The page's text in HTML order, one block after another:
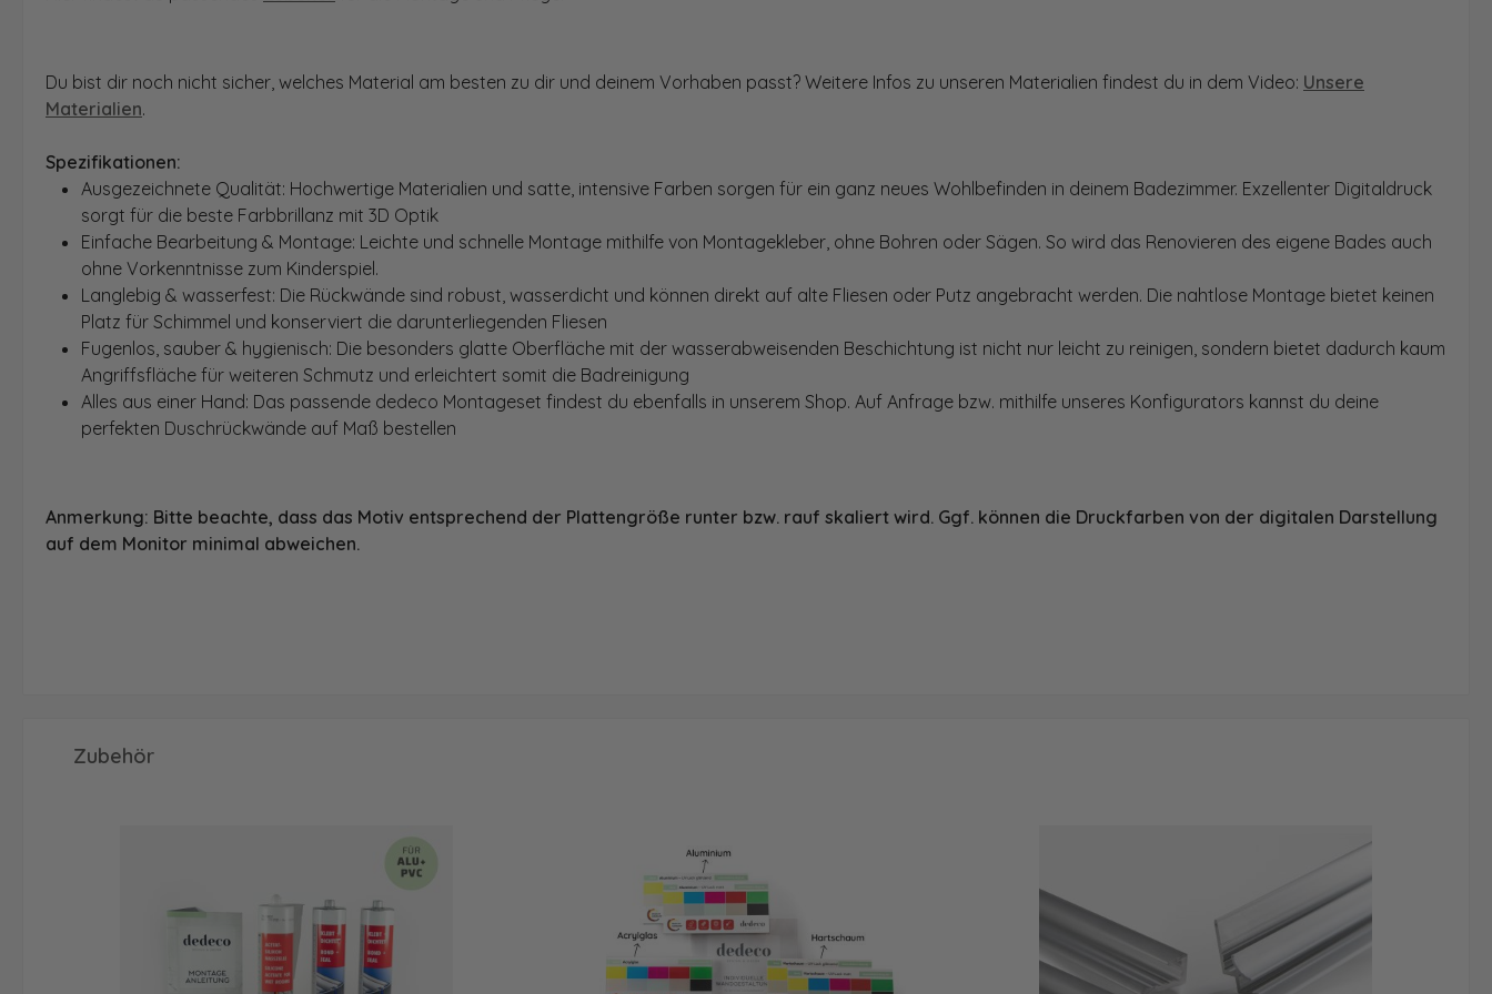
Du bist dir noch nicht sicher, welches Material am besten zu dir und deinem Vorhaben passt? Weitere Infos zu unseren Materialien findest du in dem Video: Unsere
Materialien.
Spezifikationen:
Ausgezeichnete Qualität: Hochwertige Materialien und satte, intensive Farben sorgen für ein ganz neues Wohlbefinden in deinem Badezimmer. Exzellenter Digitaldruck
sorgt für die beste Farbbrillanz mit 3D Optik
Einfache Bearbeitung & Montage: Leichte und schnelle Montage mithilfe von Montagekleber, ohne Bohren oder Sägen. So wird das Renovieren des eigene Bades auch
ohne Vorkenntnisse zum Kinderspiel.
Langlebig & wasserfest: Die Rückwände sind robust, wasserdicht und können direkt auf alte Fliesen oder Putz angebracht werden. Die nahtlose Montage bietet keinen
Platz für Schimmel und konserviert die darunterliegenden Fliesen
Fugenlos, sauber & hygienisch: Die besonders glatte Oberfläche mit der wasserabweisenden Beschichtung ist nicht nur leicht zu reinigen, sondern bietet dadurch kaum
Angriffsfläche für weiteren Schmutz und erleichtert somit die Badreinigung
Alles aus einer Hand: Das passende dedeco Montageset findest du ebenfalls in unserem Shop. Auf Anfrage bzw. mithilfe unseres Konfigurators kannst du deine
perfekten Duschrückwände auf Maß bestellen
Anmerkung: Bitte beachte, dass das Motiv entsprechend der Plattengröße runter bzw. rauf skaliert wird. Ggf. können die Druckfarben von der digitalen Darstellung
auf dem Monitor minimal abweichen.
Produktgalerie überspringen
Zubehör